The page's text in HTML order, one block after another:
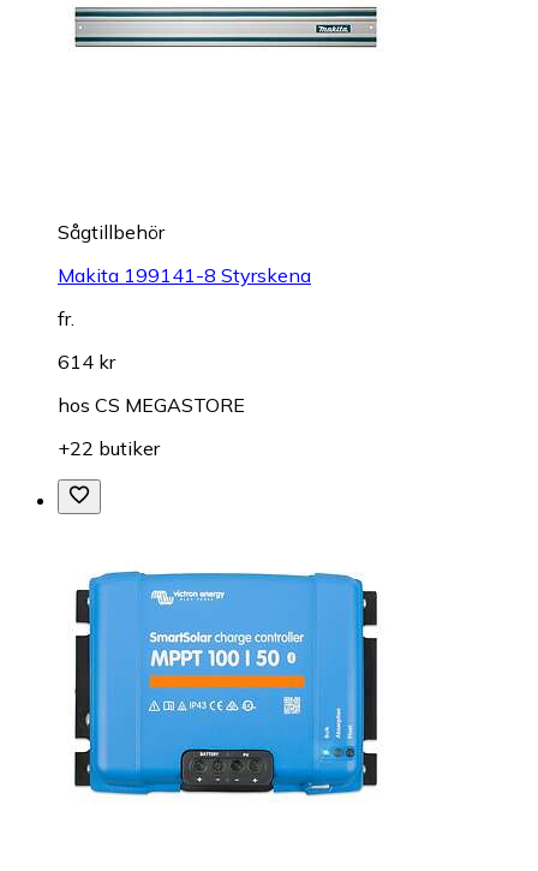
Sågtillbehör
Makita 199141-8 Styrskena
fr.
614 kr
hos CS MEGASTORE
+22 butiker